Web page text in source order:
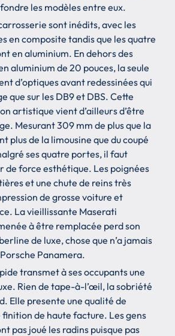
les modèles entre eux.
sont inédits, avec les
en composite tandis que les quatre
en aluminium. En dehors des
aluminium de 20 pouces, la seule
d’optiques avant redessinées qui
que sur les DB9 et DBS. Cette
artistique vient d’ailleurs d’être
Mesurant 309 mm de plus que la
plus de la limousine que du coupé
ses quatre portes, il faut
de force esthétique. Les poignées
et une chute de reins très
de grosse voiture et
La vieillissante Maserati
à être remplacée perd son
de luxe, chose que n’a jamais
Panamera.
transmet à ses occupants une
Rien de tape-à-l’œil, la sobriété
Elle presente une qualité de
de haute facture. Les gens
pas joué les radins puisque pas